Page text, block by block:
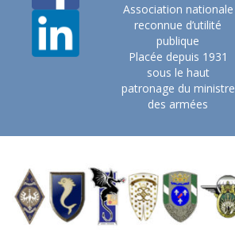
Association nationale
reconnue d’utilité
publique
Placée depuis 1931
sous le haut
patronage du ministre
des armées